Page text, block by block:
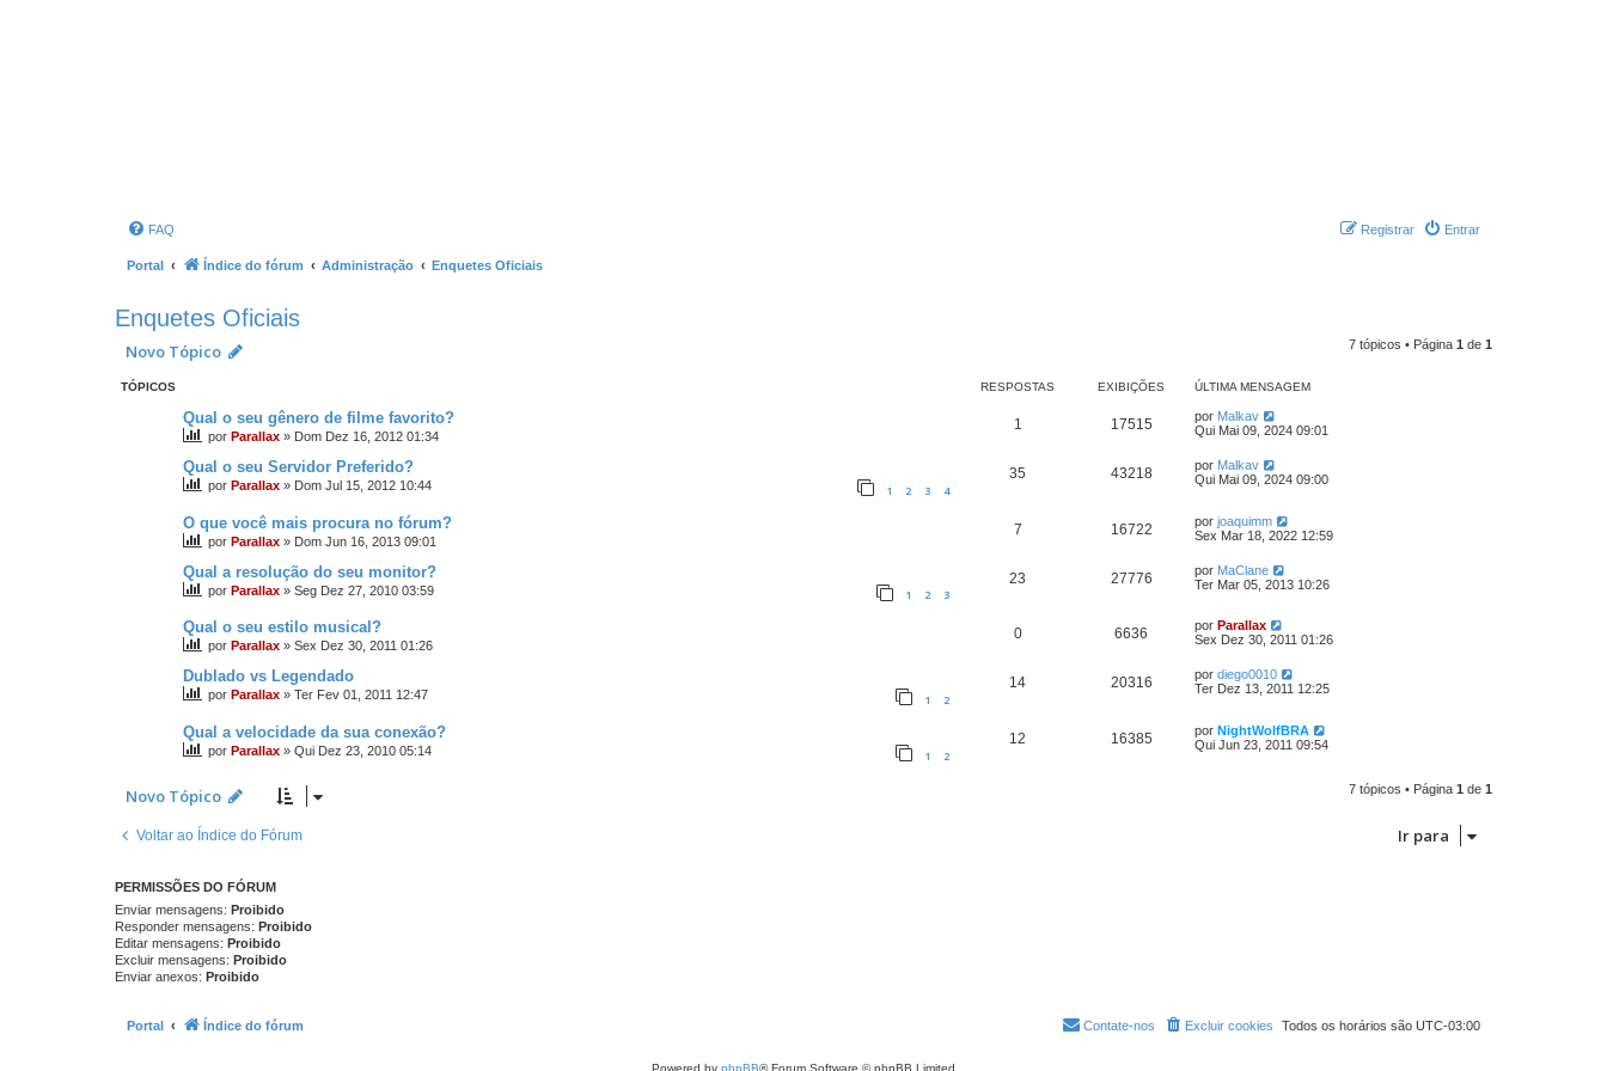
FAQ Entrar
Registrar
Portal Índice do fórum Administração Enquetes Oficiais
Enquetes Oficiais
Novo Tópico 7 tópicos • Página 1 de 1
TÓPICOS RESPOSTAS EXIBIÇÕES ÚLTIMA MENSAGEM
Qual o seu gênero de filme favorito?
por Parallax » Dom Dez 16, 2012 01:34
1 17515 por Malkav
Qui Mai 09, 2024 09:01
Qual o seu Servidor Preferido?
por Parallax » Dom Jul 15, 2012 10:44 1 2 3 4
35 43218 por Malkav
Qui Mai 09, 2024 09:00
O que você mais procura no fórum?
por Parallax » Dom Jun 16, 2013 09:01
7 16722 por joaquimm
Sex Mar 18, 2022 12:59
Qual a resolução do seu monitor?
por Parallax » Seg Dez 27, 2010 03:59 1 2 3
23 27776 por MaClane
Ter Mar 05, 2013 10:26
Qual o seu estilo musical?
por Parallax » Sex Dez 30, 2011 01:26
0 6636 por Parallax
Sex Dez 30, 2011 01:26
Dublado vs Legendado
por Parallax » Ter Fev 01, 2011 12:47 1 2
14 20316 por diego0010
Ter Dez 13, 2011 12:25
Qual a velocidade da sua conexão?
por Parallax » Qui Dez 23, 2010 05:14 1 2
12 16385 por NightWolfBRA
Qui Jun 23, 2011 09:54
Novo Tópico 7 tópicos • Página 1 de 1
Voltar ao Índice do Fórum Ir para
PERMISSÕES DO FÓRUM
Enviar mensagens: Proibido
Responder mensagens: Proibido
Editar mensagens: Proibido
Excluir mensagens: Proibido
Enviar anexos: Proibido
Portal Índice do fórum Todos os horários são UTC-03:00
Excluir cookies
Contate-nos
Powered by phpBB® Forum Software © phpBB Limited